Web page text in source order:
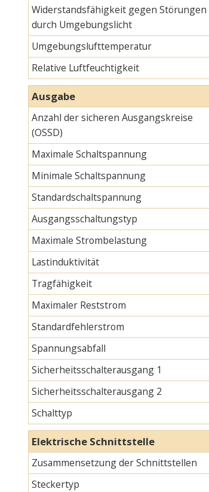
Widerstandsfähigkeit gegen Störungen
durch Umgebungslicht
Umgebungslufttemperatur
Relative Luftfeuchtigkeit
Ausgabe
Anzahl der sicheren Ausgangskreise
(OSSD)
Maximale Schaltspannung
Minimale Schaltspannung
Standardschaltspannung
Ausgangsschaltungstyp
Maximale Strombelastung
Lastinduktivität
Tragfähigkeit
Maximaler Reststrom
Standardfehlerstrom
Spannungsabfall
Sicherheitsschalterausgang 1
Sicherheitsschalterausgang 2
Schalttyp
Elektrische Schnittstelle
Zusammensetzung der Schnittstellen
Steckertyp